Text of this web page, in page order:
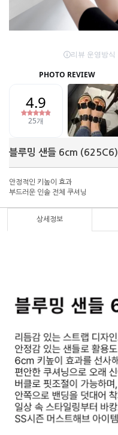
블루밍 샌들 6cm (625C6)
안정적인 키높이 효과
부드러운 인솔 전체 쿠셔닝
상세정보